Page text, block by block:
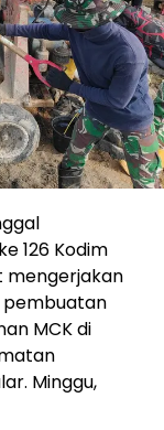
126 Kodim
mengerjakan
pembuatan
MCK di
Minggu,